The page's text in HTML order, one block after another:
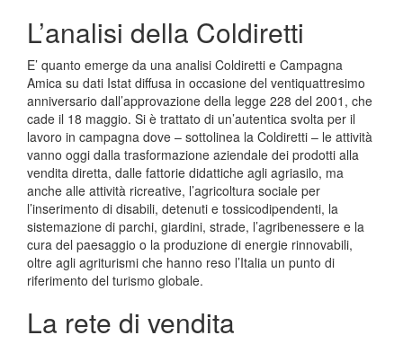
L’analisi della Coldiretti
E’ quanto emerge da una analisi Coldiretti e Campagna
Amica su dati Istat diffusa in occasione del ventiquattresimo
anniversario dall’approvazione della legge 228 del 2001, che
cade il 18 maggio. Si è trattato di un’autentica svolta per il
lavoro in campagna dove – sottolinea la Coldiretti – le attività
vanno oggi dalla trasformazione aziendale dei prodotti alla
vendita diretta, dalle fattorie didattiche agli agriasilo, ma
anche alle attività ricreative, l’agricoltura sociale per
l’inserimento di disabili, detenuti e tossicodipendenti, la
sistemazione di parchi, giardini, strade, l’agribenessere e la
cura del paesaggio o la produzione di energie rinnovabili,
oltre agli agriturismi che hanno reso l’Italia un punto di
riferimento del turismo globale.
La rete di vendita